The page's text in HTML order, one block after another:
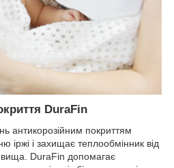
DuraFin
антикорозійним покриттям
іржі і захищає теплообмінник від
DuraFin допомагає